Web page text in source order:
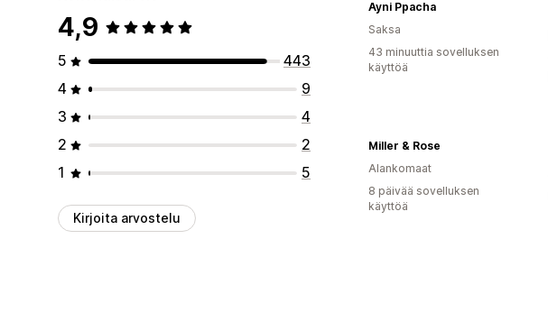
4,9
5
443
4
9
3
4
2
2
1
5
Kirjoita arvostelu
Ayni Ppacha
Saksa
43 minuuttia sovelluksen
käyttöä
Miller & Rose
Alankomaat
8 päivää sovelluksen
käyttöä